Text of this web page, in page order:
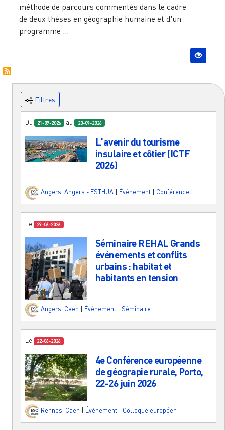
méthode de parcours commentés dans le cadre
de deux thèses en géographie humaine et d'un
programme ...
Filtres
Du 21-09-2026 au 23-09-2026
L'avenir du tourisme
insulaire et côtier (ICTF
2026)
Angers, Angers - ESTHUA Événement Conférence
Le 29-06-2026
Séminaire REHAL Grands
événements et conflits
urbains : habitat et
habitants en tension
Angers, Caen Événement Séminaire
Le 22-06-2026
4e Conférence européenne
de géograpie rurale, Porto,
22-26 juin 2026
Rennes Caen Événement Colloque européen